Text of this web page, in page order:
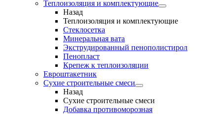
Теплоизоляция и комплектующие
Назад
Теплоизоляция и комплектующие
Стеклосетка
Минеральная вата
Экструдированный пенополистирол
Пенопласт
Крепеж к теплоизоляции
Евроштакетник
Сухие строительные смеси
Назад
Сухие строительные смеси
Добавка противоморозная